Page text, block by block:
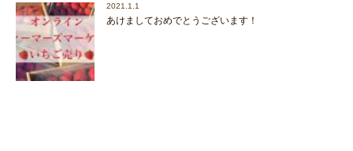
2021.1.1
あけましておめでとうございます！